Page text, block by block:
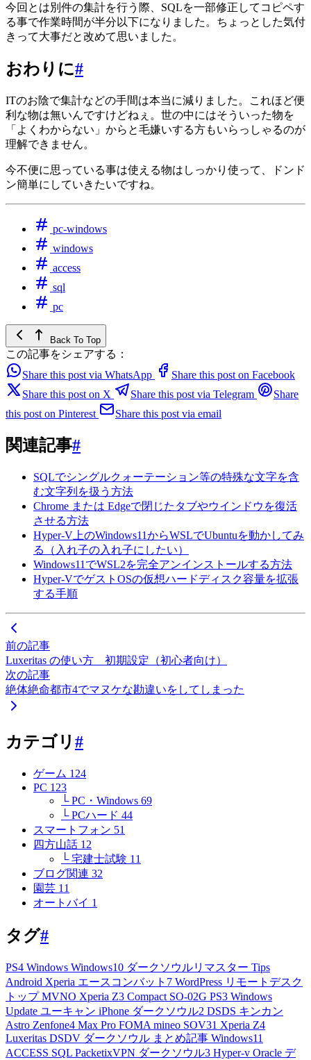
今回とは別件の集計を行う際、SQLを一部修正してコピペす
る事で作業時間が半分以下になりました。ちょっとした気付
きって大事だと改めて思いました。
おわりに#
ITのお陰で集計などの手間は本当に減りました。これほど便
利な物は無いんですけどねぇ。世の中にはそういった物を
「よくわからない」からと毛嫌いする方もいらっしゃるのが
理解できません。
今不便に思っている事は使える物はしっかり使って、ドンド
ン簡単にしていきたいですね。
pc-windows
windows
access
sql
pc
Back To Top
この記事をシェアする：
Share this post via WhatsApp
Share this post on Facebook
Share this post on X
Share this post via Telegram
Share
this post on Pinterest
Share this post via email
関連記事#
SQLでシングルクォーテーション等の特殊な文字を含
む文字列を扱う方法
Chrome または Edgeで閉じたタブやウインドウを復活
させる方法
Hyper-V上のWindows11からWSLでUbuntuを動かしてみ
る（入れ子の入れ子にしたい）
Windows11でWSL2を完全アンインストールする方法
Hyper-VでゲストOSの仮想ハードディスク容量を拡張
する手順
前の記事
Luxeritas の使い方 初期設定（初心者向け）
次の記事
絶体絶命都市4でマヌケな勘違いをしてしまった
カテゴリ #
ゲーム 124
PC 123
└ PC・Windows 69
└ PCハード 44
スマートフォン 51
四方山話 12
└ 宅建士試験 11
ブログ関連 32
園芸 11
オートバイ 1
タグ#
PS4 Windows Windows10 ダークソウルリマスター Tips
Android Xperia エースコンバット7 WordPress リモートデスク
トップMVNO Xperia Z3 Compact SO-02G PS3 Windows
Update ユーキャン iPhone ダークソウル2 DSDS キンカン
Astro Zenfone4 Max Pro FOMA mineo SOV31 Xperia Z4
Luxeritas DSDV ダークソウル まとめ記事 Windows11
ACCESS SQL PacketixVPN ダークソウル3 Hyper-v Oracle デ